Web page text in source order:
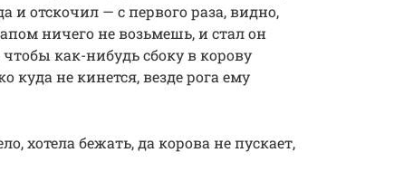
и отскочил — с первого раза, видно,
ничего не возьмешь, и стал он
чтобы как-нибудь сбоку в корову
куда не кинется, везде рога ему
хотела бежать, да корова не пускает,